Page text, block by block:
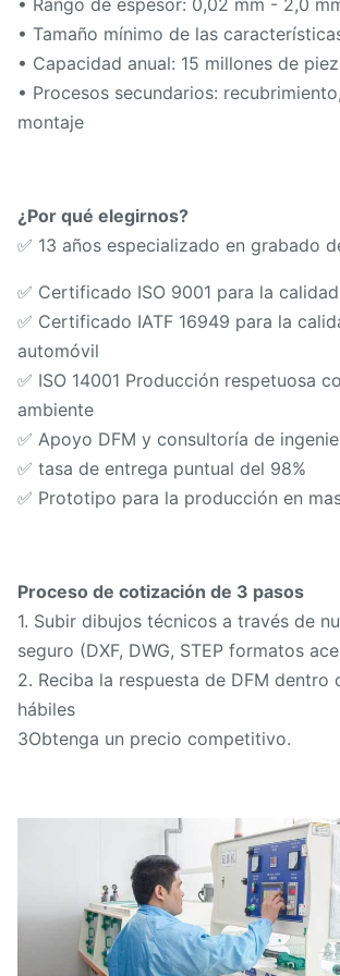
• Rango de espesor: 0,02 mm - 2,0
• Tamaño mínimo de las
• Capacidad anual: 15 millones de
• Procesos secundarios:
montaje
¿Por qué elegirnos?
✅ 13 años especializado en grabado
✅ Certificado ISO 9001 para la calidad
✅ Certificado IATF 16949 para la
automóvil
✅ ISO 14001 Producción respetuosa
ambiente
✅ Apoyo DFM y consultoría de
✅ tasa de entrega puntual del 98%
✅ Prototipo para la producción en
Proceso de cotización de 3 pasos
1. Subir dibujos técnicos a través de
seguro (DXF, DWG, STEP formatos
2. Reciba la respuesta de DFM dentro
hábiles
3Obtenga un precio competitivo.